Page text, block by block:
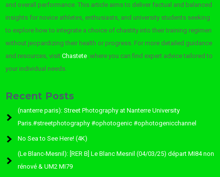
and overall performance. This article aims to deliver factual and balanced
insights for novice athletes, enthusiasts, and university students seeking
to explore how to integrate a choice of chastity into their training regimen
without jeopardizing their health or progress. For more detailed guidance
and resources, visitChastete , where you can find expert advice tailored to
your individual needs.
Recent Posts
(nanterre paris): Street Photography at Nanterre University
Paris.#streetphotography #ophotogenic #ophotogenicchannel
No Sea to See Here! (4K)
(Le Blanc-Mesnil): [RER B] Le Blanc Mesnil (04/03/25) départ MI84 non
rénové & UM2 MI79